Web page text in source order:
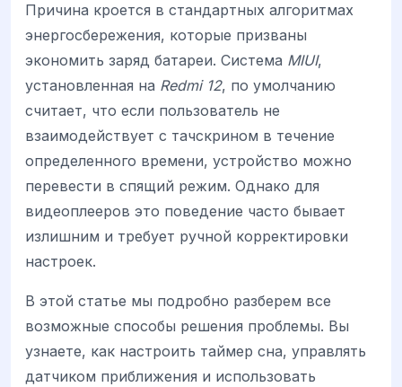
Причина кроется в стандартных алгоритмах
энергосбережения, которые призваны
экономить заряд батареи. Система MIUI,
установленная на Redmi 12, по умолчанию
считает, что если пользователь не
взаимодействует с тачскрином в течение
определенного времени, устройство можно
перевести в спящий режим. Однако для
видеоплееров это поведение часто бывает
излишним и требует ручной корректировки
настроек.
В этой статье мы подробно разберем все
возможные способы решения проблемы. Вы
узнаете, как настроить таймер сна, управлять
датчиком приближения и использовать